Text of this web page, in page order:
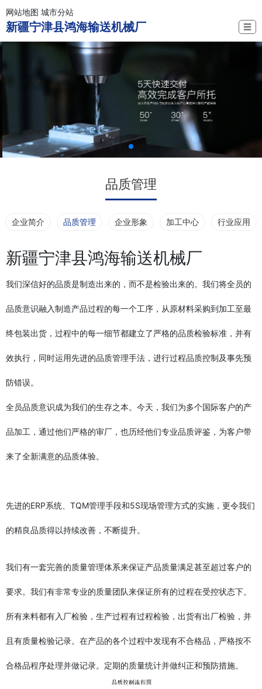
网站地图 城市分站
新疆宁津县鸿海输送机械厂 ☰
品质管理
企业简介 品质管理 企业形象 加工中心 行业应用
新疆宁津县鸿海输送机械厂
我们深信好的品质是制造出来的，而不是检验出来的。我们将全员的
品质意识融入制造产品过程的每一个工序，从原材料采购到加工至最
终包装出货，过程中的每一细节都建立了严格的品质检验标准，并有
效执行，同时运用先进的品质管理手法，进行过程品质控制及事先预
防错误。
全员品质意识成为我们的生存之本。今天，我们为多个国际客户的产
品加工，通过他们严格的审厂，也历经他们专业品质评鉴，为客户带
来了全新满意的品质体验。
先进的ERP系统、TQM管理手段和5S现场管理方式的实施，更令我们
的精良品质得以持续改善，不断提升。
我们有一套完善的质量管理体系来保证产品质量满足甚至超过客户的
要求。我们有非常专业的质量团队来保证所有的过程在受控状态下。
所有来料都有入厂检验，生产过程有过程检验，出货有出厂检验，并
且有质量检验记录。在产品的各个过程中发现有不合格品，严格按不
合格品程序处理并做记录。定期的质量统计并做纠正和预防措施。